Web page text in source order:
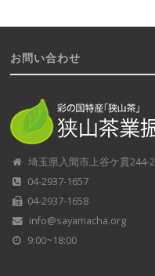
お問い合わせ
埼玉県入間市上谷ケ貫244-2
04-2937-1657
04-2937-1658
info@sayamacha.org
9:00~18:00